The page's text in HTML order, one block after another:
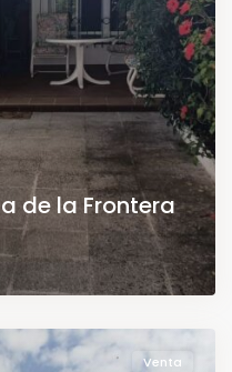
de la Frontera
Venta